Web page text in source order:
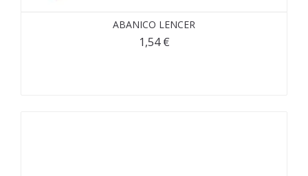
ABANICO LENCER
1,54€